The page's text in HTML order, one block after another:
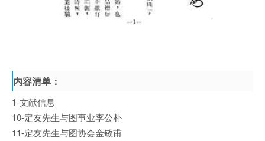
内容清单：
1-文献信息
10-定友先生与图事业李公朴
11-定友先生与图协会金敏甫